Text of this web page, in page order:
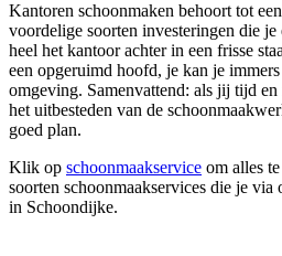
Kantoren schoonmaken behoort tot
voordelige soorten investeringen die
heel het kantoor achter in een frisse
een opgeruimd hoofd, je kan je
omgeving. Samenvattend: als jij tijd
het uitbesteden van de
goed plan.
Klik op schoonmaakservice om alles
soorten schoonmaakservices die je
in Schoondijke.